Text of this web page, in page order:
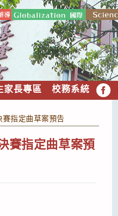
家長專區 校務系統 FB
指定曲草案預告
賽指定曲草案預